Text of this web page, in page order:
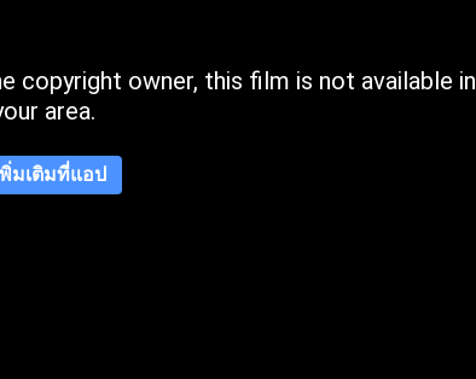
copyright owner, this film is not available in
area.
มเติมที่แอป